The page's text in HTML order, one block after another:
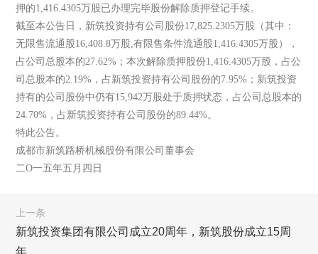
押的1,416.4305万股已办理完毕股份解除质押登记手续。
截至本公告日，新筑投资持有公司股份17,825.2305万股（其中：
无限售流通股16,408.8万股,有限售条件流通股1,416.4305万股），
占公司总股本的27.62%；本次解除质押股份1,416.4305万股，占公
司总股本的2.19%，占新筑投资持有公司股份的7.95%；新筑投资
持有的公司股份中仍有15,942万股处于质押状态，占公司总股本的
24.70%，占新筑投资持有公司股份的89.44%。
特此公告。
成都市新筑路桥机械股份有限公司董事会
二O一五年五月四日
上一条
新筑投资集团有限公司成立20周年，新筑股份成立15周
年